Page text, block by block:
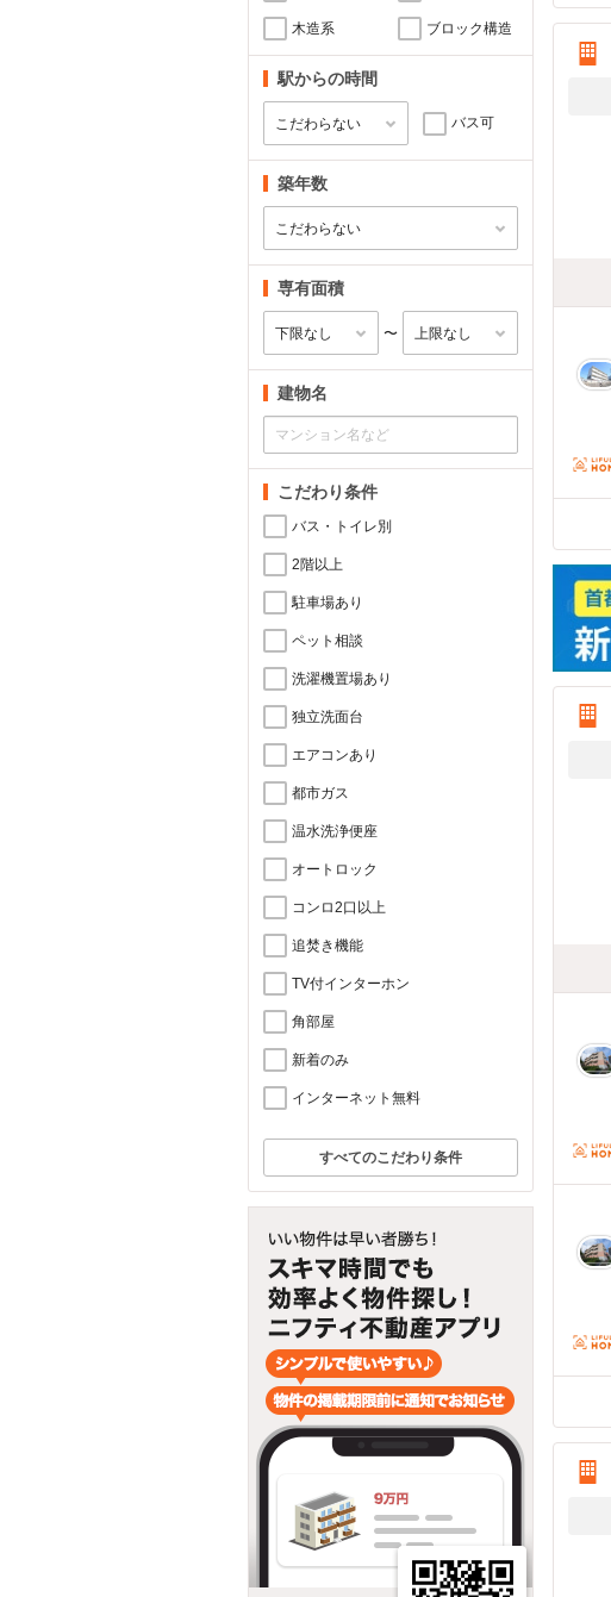
木造系 ブロック構造
駅からの時間
バス可
築年数
専有面積
〜
建物名
こだわり条件
バス・トイレ別
2階以上
駐車場あり
ペット相談
洗濯機置場あり
独立洗面台
エアコンあり
都市ガス
温水洗浄便座
オートロック
コンロ2口以上
追焚き機能
TV付インターホン
角部屋
新着のみ
インターネット無料
すべてのこだわり条件